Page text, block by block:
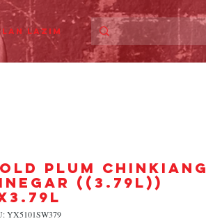
Lazim
PLUM CHINKIANG
((3.79L))
YX5101SW379